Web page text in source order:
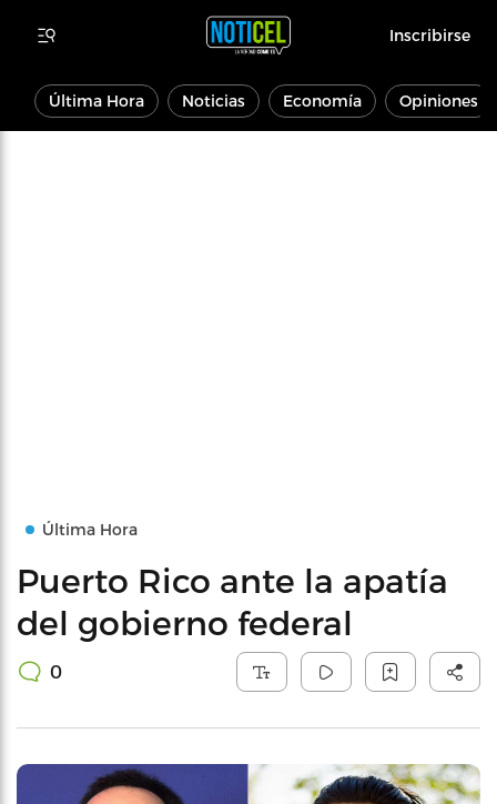
Inscribirse
Última Hora Noticias Economía Opiniones
Última Hora
Puerto Rico ante la apatía
del gobierno federal
0